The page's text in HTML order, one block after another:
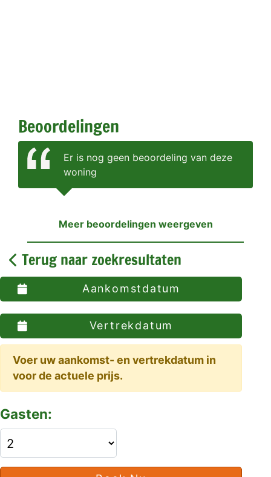
Beoordelingen
Er is nog geen beoordeling van deze
woning
Meer beoordelingen weergeven
Terug naar zoekresultaten
Aankomstdatum
Vertrekdatum
Voer uw aankomst- en vertrekdatum in
voor de actuele prijs.
Gasten: